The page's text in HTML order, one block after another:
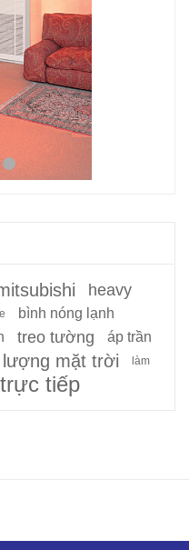
heavy
bình nóng lạnh
treo tường áp trần
lượng mặt trời
làm
tiếp